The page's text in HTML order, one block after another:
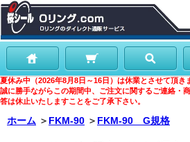
夏休み中（2026年8月8日～16日）は休業とさせて頂き
誠に勝手ながらこの期間中、ご注文に関するご連絡・
答は休止いたしますことをご了承下さい。
ホーム ＞ FKM-90 ＞ FKM-90 G規格